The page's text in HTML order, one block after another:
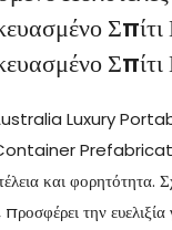
Luxury
Prefabricated
και φορητότητα.
προσφέρει την